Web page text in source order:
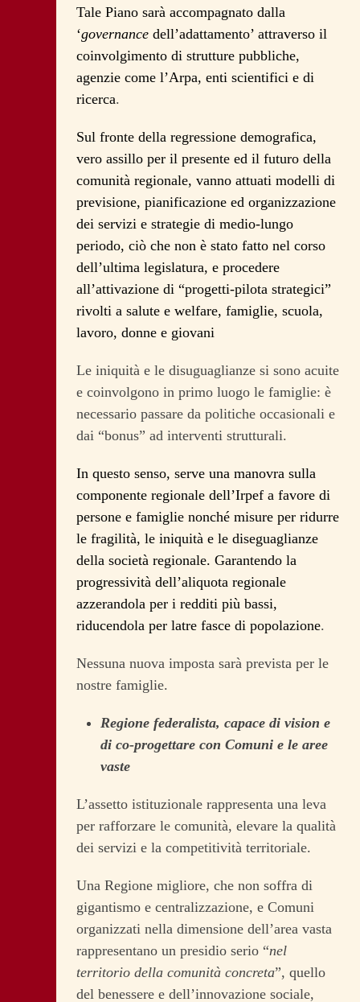
Tale Piano sarà accompagnato dalla
‘governance dell’adattamento’ attraverso il
coinvolgimento di strutture pubbliche,
agenzie come l’Arpa, enti scientifici e di
ricerca.
Sul fronte della regressione demografica,
vero assillo per il presente ed il futuro della
comunità regionale, vanno attuati modelli di
previsione, pianificazione ed organizzazione
dei servizi e strategie di medio-lungo
periodo, ciò che non è stato fatto nel corso
dell’ultima legislatura, e procedere
all’attivazione di “progetti-pilota strategici”
rivolti a salute e welfare, famiglie, scuola,
lavoro, donne e giovani
Le iniquità e le disuguaglianze si sono acuite
e coinvolgono in primo luogo le famiglie: è
necessario passare da politiche occasionali e
dai “bonus” ad interventi strutturali.
In questo senso, serve una manovra sulla
componente regionale dell’Irpef a favore di
persone e famiglie nonché misure per ridurre
le fragilità, le iniquità e le diseguaglianze
della società regionale. Garantendo la
progressività dell’aliquota regionale
azzerandola per i redditi più bassi,
riducendola per latre fasce di popolazione.
Nessuna nuova imposta sarà prevista per le
nostre famiglie.
Regione federalista, capace di vision e
di co-progettare con Comuni e le aree
vaste
L’assetto istituzionale rappresenta una leva
per rafforzare le comunità, elevare la qualità
dei servizi e la competitività territoriale.
Una Regione migliore, che non soffra di
gigantismo e centralizzazione, e Comuni
organizzati nella dimensione dell’area vasta
rappresentano un presidio serio “nel
territorio della comunità concreta”, quello
del benessere e dell’innovazione sociale,